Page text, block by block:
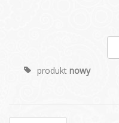
produkt nowy